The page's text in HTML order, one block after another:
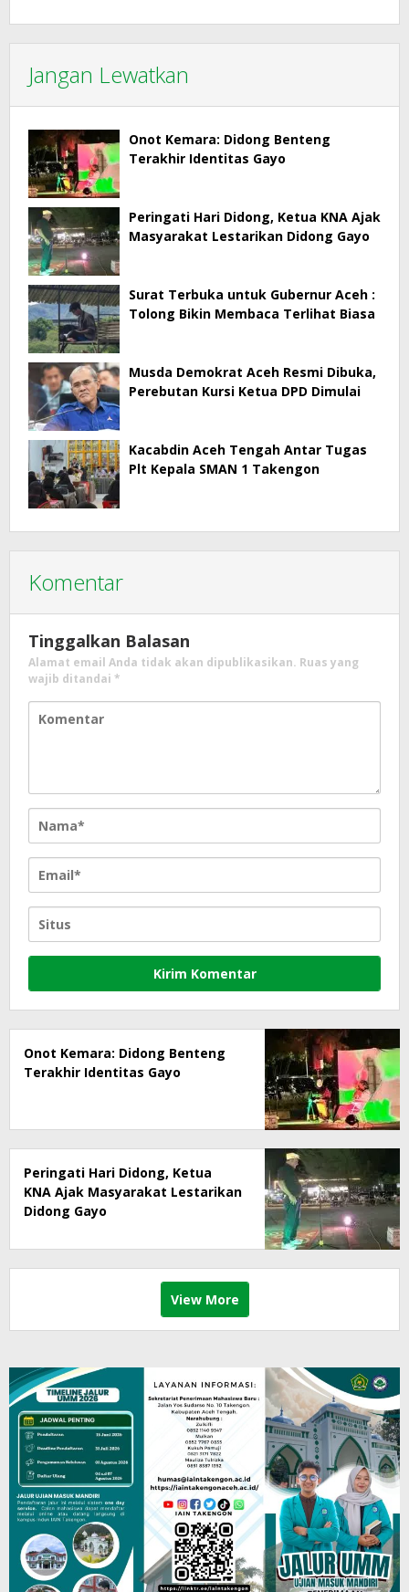
Jangan Lewatkan
Onot Kemara: Didong Benteng
Terakhir Identitas Gayo
Peringati Hari Didong, Ketua KNA Ajak
Masyarakat Lestarikan Didong Gayo
Surat Terbuka untuk Gubernur Aceh :
Tolong Bikin Membaca Terlihat Biasa
Musda Demokrat Aceh Resmi Dibuka,
Perebutan Kursi Ketua DPD Dimulai
Kacabdin Aceh Tengah Antar Tugas
Plt Kepala SMAN 1 Takengon
Komentar
Tinggalkan Balasan
Alamat email Anda tidak akan dipublikasikan. Ruas yang
wajib ditandai *
Onot Kemara: Didong Benteng
Terakhir Identitas Gayo
Peringati Hari Didong, Ketua
KNA Ajak Masyarakat Lestarikan
Didong Gayo
View More